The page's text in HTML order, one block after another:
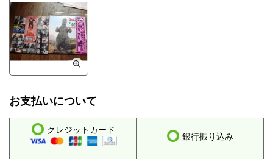
お支払いについて
クレジットカード
銀行振り込み